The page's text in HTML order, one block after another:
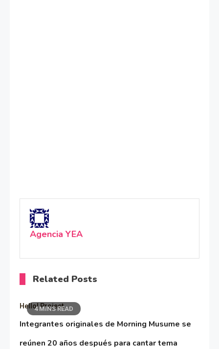
Agencia YEA
Related Posts
4 MINS READ
Hello! Project
Integrantes originales de Morning Musume se
reúnen 20 años después para cantar tema